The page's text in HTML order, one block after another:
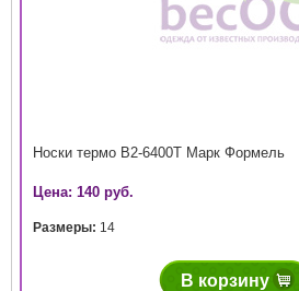
Носки термо В2-6400Т Марк Формель
Цена: 140 руб.
Размеры: 14
В корзину